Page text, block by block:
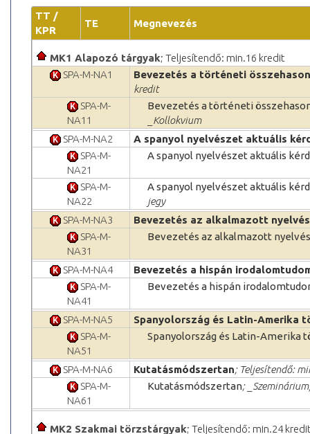
TT /
KPR
TE Megnevezés
MK1 Alapozó tárgyak; Teljesítendő: min.16 kredit
SPA-M-NA1
Bevezetés a történeti
kredit
SPA-M-
NA11
Bevezetés a történeti
_Kollokvium
SPA-M-NA2
A spanyol nyelvészet aktuális
SPA-M-
NA21
A spanyol nyelvészet aktuális
SPA-M-
NA22
A spanyol nyelvészet aktuális
jegy
SPA-M-NA3
Bevezetés az alkalmazott
SPA-M-
NA31
Bevezetés az alkalmazott
SPA-M-NA4
Bevezetés a hispán
SPA-M-
NA41
Bevezetés a hispán
SPA-M-NA5
Spanyolország és Latin-Amerika
SPA-M-
NA51
Spanyolország és Latin-Amerika
SPA-M-NA6 Kutatásmódszertan; Teljesítendő:
SPA-M-
NA61
Kutatásmódszertan;
MK2 Szakmai törzstárgyak; Teljesítendő: min.24